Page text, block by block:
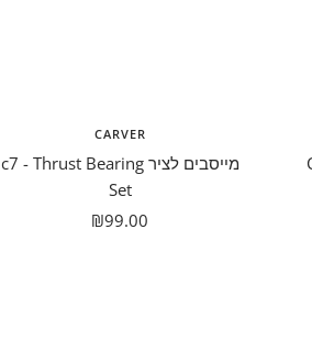
CARVER
מייסבים לציר c7 - Thrust Bearing
Set
מבצע
₪99.00